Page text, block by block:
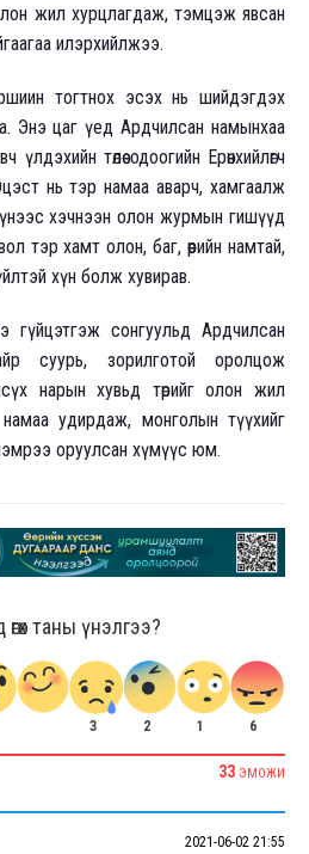
жил хурцлагдаж, тэмцэж явсан
илэрхийлжээ.
тогтнох эсэх нь шийдэгдэх
Энэ цаг үед Ардчилсан намынхаа
төлөө одоогийн Ерөнхийлөгч
нь тэр намаа аварч, хамгаалж
хэчнээн олон журмын гишүүд
тэр хамт олон, баг, өөрийн намтай,
хүн болж хувирав.
гүйцэтгэж сонгуульд Ардчилсан
суурь, зорилготой оролцож
нарын хувьд төрийг олон жил
удирдаж, монголын түүхийг
оруулсан хүмүүс юм.
таны үнэлгээ?
3 2 1 6
33 ЭМОЖИ
2021-06-02 21:55